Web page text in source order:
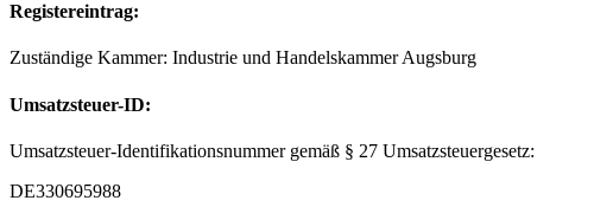
Registereintrag:
Zuständige Kammer: Industrie und Handelskammer Augsburg
Umsatzsteuer-ID:
Umsatzsteuer-Identifikationsnummer gemäß § 27 Umsatzsteuergesetz:
DE330695988